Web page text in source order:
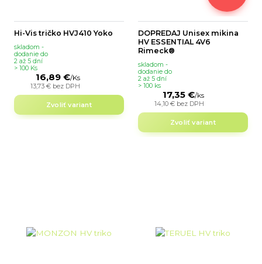
Hi-Vis tričko HVJ410 Yoko
16,89 €/Ks
13,73 € bez DPH
skladom -
dodanie do
2 až 5 dní
> 100 Ks
Zvoliť variant
DOPREDAJ Unisex mikina
HV ESSENTIAL 4V6
Rimeck®
17,35 €/ks
14,10 € bez DPH
skladom -
dodanie do
2 až 5 dní
> 100 ks
Zvoliť variant